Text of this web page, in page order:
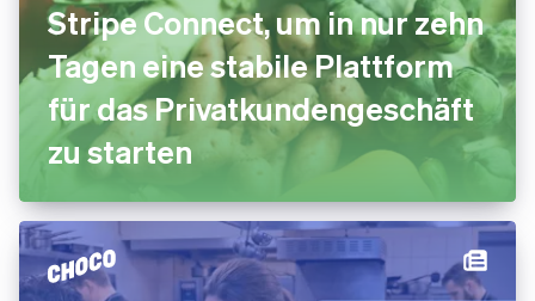
Stripe Connect, um in nur zehn
Tagen eine stabile Plattform
für das Privatkundengeschäft
zu starten